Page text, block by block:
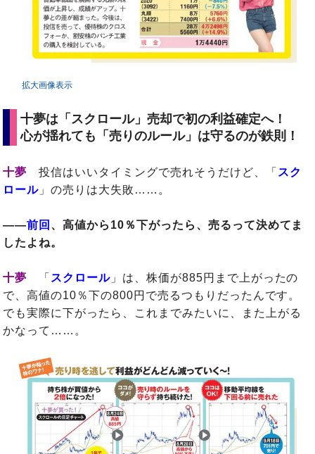
拡大画像表示
十夢は「スクロール」売却で初の利益確定へ！
心が揺れても「売りのルール」は守るのが鉄則！
十夢 投信はいいタイミングで売れそうだけど、「 スク
ロール 」の売りは大失敗……。
――前回 、高値から10％下がったら、売るって決めてま
したよね。
十夢 「 スクロール 」は、株価が885円まで上がったの
で、高値の10％下の800円で売るつもりだったんです。
でも実際に下がったら、これまでみたいに、また上がる
かなって……。